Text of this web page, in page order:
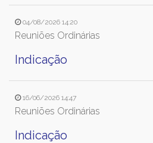
04/08/2026 14:20
Reuniões Ordinárias
Indicação
16/06/2026 14:47
Reuniões Ordinárias
Indicação